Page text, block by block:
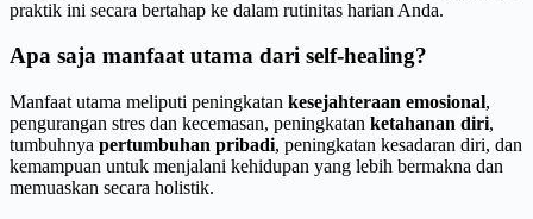
praktik ini secara bertahap ke dalam rutinitas harian Anda.
Apa saja manfaat utama dari self-healing?
Manfaat utama meliputi peningkatan kesejahteraan emosional,
pengurangan stres dan kecemasan, peningkatan ketahanan diri,
tumbuhnya pertumbuhan pribadi, peningkatan kesadaran diri, dan
kemampuan untuk menjalani kehidupan yang lebih bermakna dan
memuaskan secara holistik.